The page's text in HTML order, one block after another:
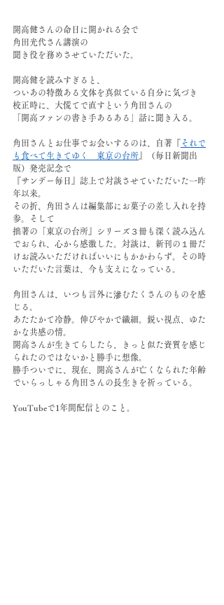
開高健さんの命日に開かれる会で
角田光代さん講演の
聞き役を務めさせていただいた。
開高健を読みすぎると、
ついあの特徴ある文体を真似ている自分に気づき
校正時に、大慌てで直すという角田さんの
「開高ファンの書き手あるある」話に聞き入る。
角田さんとお仕事でお会いするのは、自著『
それで
も食べて生きてゆく　東京の台所 』（毎日新聞出
版）発売記念で
『サンデー毎日』誌上で対談させていただいた一昨
年以来。
その折、角田さんは編集部にお菓子の差し入れを持
参。そして
拙著の「東京の台所』シリーズ３冊も深く読み込ん
でおられ、心から感激した。対談は、新刊の１冊だ
けお読みいただければいいにもかかわらず。その時
いただいた言葉は、今も支えになっている。
角田さんは、いつも言外に滲むたくさんのものを感
じる。
あたたかて冷静。伸びやかで繊細。鋭い視点、ゆた
かな共感の情。
開高さんが生きてらしたら、きっと似た資質を感じ
られたのではないかと勝手に想像。
勝手ついでに、現在、開高さんが亡くなられた年齢
でいらっしゃる角田さんの長生きを祈っている。
⁡YouTubeで1年間配信とのこと。